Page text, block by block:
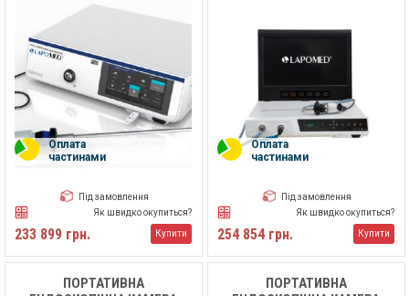
Оплата
частинами
Під замовлення
Як швидко окупиться?
233 899 грн. Купити
Оплата
частинами
Під замовлення
Як швидко окупиться?
254 854 грн. Купити
ПОРТАТИВНА
ПОРТАТИВНА